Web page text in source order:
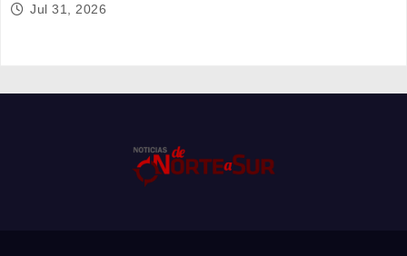
Jul 31, 2026